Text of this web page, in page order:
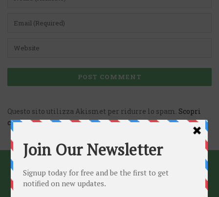
Questo sito utilizza Akismet per ridurre lo spam. Scopri
come vengono elaborati i dati derivati dai commenti.